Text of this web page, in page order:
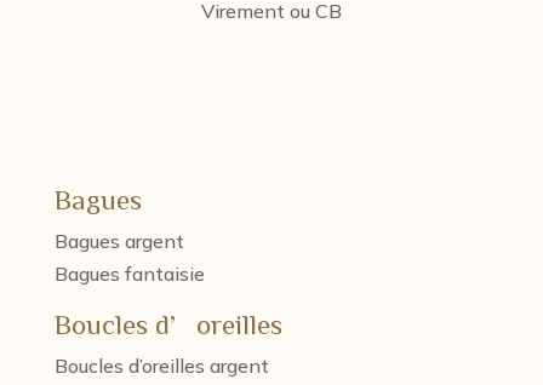
Virement ou CB
Bagues
Bagues argent
Bagues fantaisie
Boucles d’oreilles
Boucles d’oreilles argent